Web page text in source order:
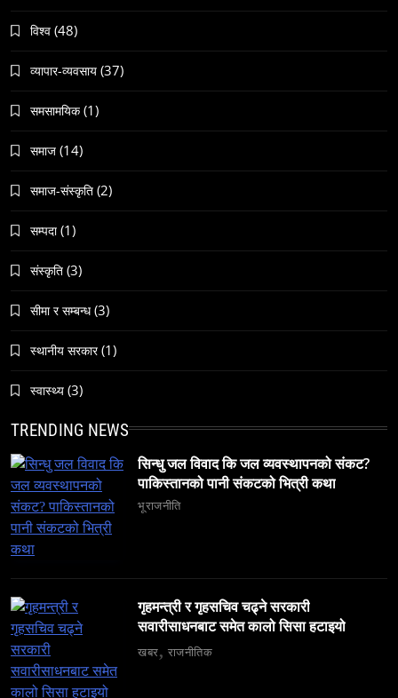
संस्कृति
जनकपुरधाममा ‘मधेस प्रादेशिक ललितकला प्रदर्शनी
सम्पदाको केन्द्र
November 20, 2023
समाज
६ महिनामा ३३३ विदेशी नागरिक निष्कासित — ओभरस्टे,
गैरकानुनी गतिविधि र धर्म प्रचारसम्म
November 20, 2023
विश्व (48)
व्यापार-व्यवसाय (37)
समसामयिक (1)
समाज (14)
समाज-संस्कृति (2)
सम्पदा (1)
संस्कृति (3)
सीमा र सम्बन्ध (3)
स्थानीय सरकार (1)
स्वास्थ्य (3)
TRENDING NEWS
सिन्धु जल विवाद कि जल व्यवस्थापनको संकट?
पाकिस्तानको पानी संकटको भित्री कथा
भूराजनीति
गृहमन्त्री र गृहसचिव चढ्ने सरकारी
सवारीसाधनबाट समेत कालो सिसा हटाइयो
खबर राजनीतिक